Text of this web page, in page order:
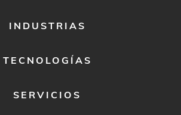
INDUSTRIAS
TECNOLOGÍAS
SERVICIOS